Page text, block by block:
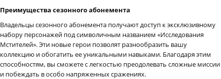
Преимущества сезонного абонемента
Владельцы сезонного абонемента получают доступ к эксклюзивному
набору персонажей под символичным названием «Исследования
Мстителей». Эти новые герои позволят разнообразить вашу
коллекцию и обогатить ее уникальными навыками. Благодаря этим
способностям, вы сможете с легкостью преодолевать сложные миссии
и побеждать в особо напряженных сражениях.